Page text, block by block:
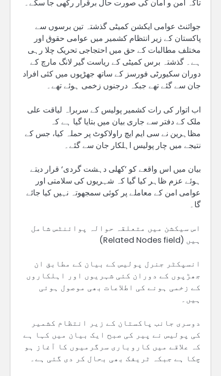
تاکہ امن و امان کی صورت حال برقرار رکھی جا سکے۔
جوائنٹ عوامی ایکشن کمیٹی گذشتہ تین برسوں سے
پاکستان کے زیر انتظام کشمیر میں عوامی حقوق اور
مختلف مطالبات کے حق میں احتجاجی تحریک چلا رہی
ہے۔ گذشتہ برس کمیٹی کے ریاست گیر لانگ مارچ کے
دوران سکیورٹی فورسز کے ساتھ جھڑپوں میں کئی افراد
جان سے گئے تھے جبکہ درجنوں زخمی ہوئے تھے۔
اب اتوار کی رات کشمیر پولیس کے سربراہ لیاقت علی
ملک کے دفتر سے جاری بیان میں بتایا گیا ہے کہ
مظاہرین نے سی ایم ایچ راولاکوٹ پر حملہ کیا، جس کے
نتیجے میں چار پولیس اہلکار جان سے گئے۔
بیان میں اس واقعے کو ’کھلی دہشت گردی‘ قرار دیتے
ہوئے عزم ظاہر کیا گیا کہ شہریوں کی سلامتی اور
عوامی امن کے معاملے پر کوئی سمجھوتہ نہیں کیا جائے
گا۔
اس سیکشن میں متعلقہ حوالہ پوائنٹس شامل
ہیں (Related Nodes field)
انسپکٹر جنرل پولیس کے بیان کے مطابق ان
جھڑپوں کے دوران کئی شہریوں اور اہلکاروں
کے زخمی ہونے کی اطلاعات بھی موصول ہوئی
ہیں۔
دوسری جانب پاکستان کے زیر انتظام کشمیر
کی پولیس نے پیر کی صبح ایک بیان میں کہا ہے
کہ علاقے میں کاروباری سرگرمیوں کا آغاز ہو
چکا ہے جبکہ ٹریفک بھی بحال کر دی گئی ہے۔